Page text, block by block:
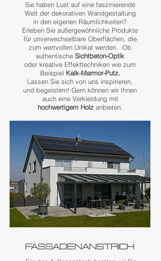
Sie haben Lust auf eine faszinierende
Welt der dekorativen Wandgestaltung
in den eigenen Räumlichkeiten?
Erleben Sie außergewöhnliche Produkte
für unverwechselbare Oberflächen, die
zum wertvollen Unikat werden. Ob
authentische Sichtbeton-Optik
oder kreative Effekttechniken wie zum
Beispiel Kalk-Marmor-Putz.
Lassen Sie sich von uns inspirieren,
und begeistern! Gern können wir Ihnen
auch eine Verkleidung mit
hochwertigem Holz anbieten.
Fassadenanstrich